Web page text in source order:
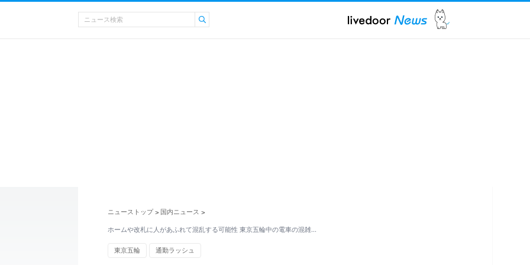
ニューストップ > 国内ニュース >
ホームや改札に人があふれて混乱する可能性 東京五輪中の電車の混雑…
東京五輪 通勤ラッシュ